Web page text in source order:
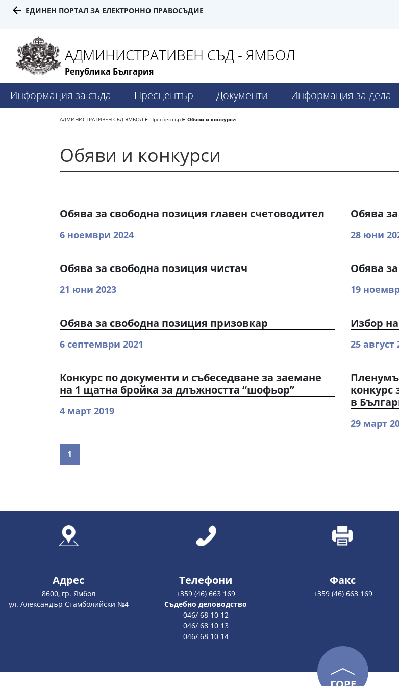
ЕДИНЕН ПОРТАЛ ЗА ЕЛЕКТРОННО ПРАВОСЪДИЕ
АДМИНИСТРАТИВЕН СЪД - ЯМБОЛ
Република България
Информация за съда Пресцентър Документи Информация за дела
АДМИНИСТРАТИВЕН СЪД ЯМБОЛ Пресцентър Обяви и конкурси
Обяви и конкурси
Обява за свободна позиция главен счетоводител
6 ноември 2024
Обява
28 юни
Обява за свободна позиция чистач
21 юни 2023
Обява
19
Обява за свободна позиция призовкар
6 септември 2021
Избор
25 август
Конкурс по документи и събеседване за заемане
на 1 щатна бройка за длъжността “шофьор”
4 март 2019
конкурс
в
29 март
1
Адрес
8600, гр. Ямбол
ул. Александър Стамболийски №4
Телефони
+359 (46) 663 169
Съдебно деловодство
046/ 68 10 12
046/ 68 10 13
046/ 68 10 14
Факс
+359 (46) 663 169